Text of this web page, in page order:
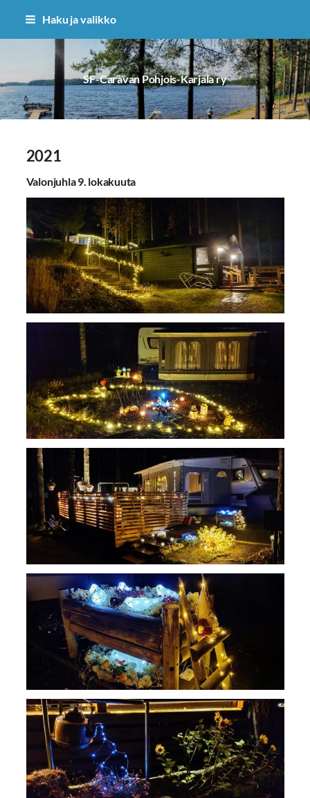
Siirry
Haku ja valikko
SF-Caravan Pohjois-Karjala ry
2021
Valonjuhla 9. lokakuuta